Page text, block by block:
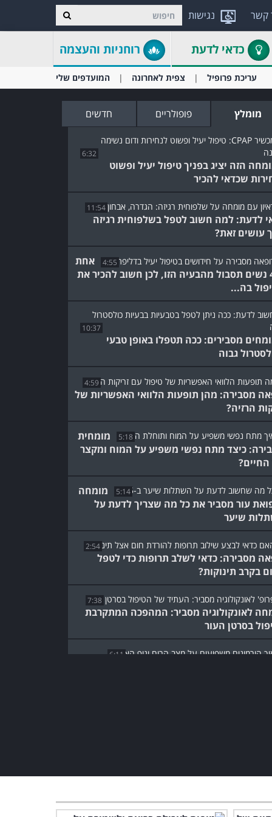
נגישות קשר
כדאי לדעת רוחניות והעצמה
עריכת פרופיל צפית לאחרונה המועדפים שלי
מומלץ פופולריים חדשים
6:32
הזה יציג בפניך טיפול יעיל ופשוט
שכדאי להכיר
11:54
לדעת: למה חשוב לטפל בשלפוחית רגיזה
עושים זאת?
4:55
אחת
מ-4 נשים תסבול מהבעיה הזו, לכן חשוב להכיר את
בה...
10:37
מסבירים: ככה תטפלו באופן טבעי
גבוה
4:59
מסבירה: מהן תופעות הלוואי האפשריות של
הרזיה?
5:18
מומחית
כיצד מתח נפשי משפיע על המוח ומקצר
5:14
מומחה
עור מסביר את כל מה שצריך לדעת על
שיער
2:54
מסבירה: כדאי לשלב תרופות כדי לטפל
בקרב תינוקות?
7:38
לאונקולוגיה מסביר: המהפכה המתקרבת
בסרטן העור
6:11
5:56